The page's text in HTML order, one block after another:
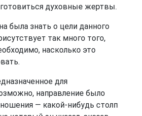
духовные жертвы.
была знать о цели данного
так много того,
насколько это
для
направление было
— какой-нибудь столп